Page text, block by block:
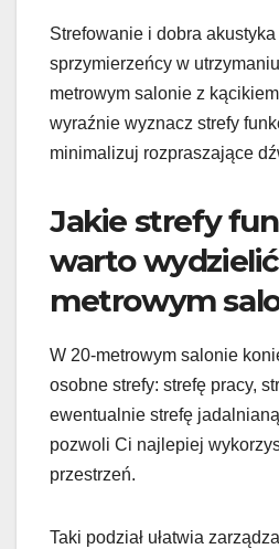
Strefowanie i dobra akustyka
sprzymierzeńcy w
metrowym salonie z
wyraźnie wyznacz strefy
minimalizuj rozpraszające
Jakie strefy
warto
metrowym
W 20-metrowym salonie
osobne strefy: strefę pracy,
ewentualnie strefę
pozwoli Ci najlepiej
przestrzeń.
Taki podział ułatwia